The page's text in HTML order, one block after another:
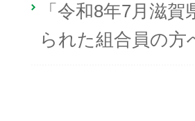
「令和8年7月滋
られた組合員の方